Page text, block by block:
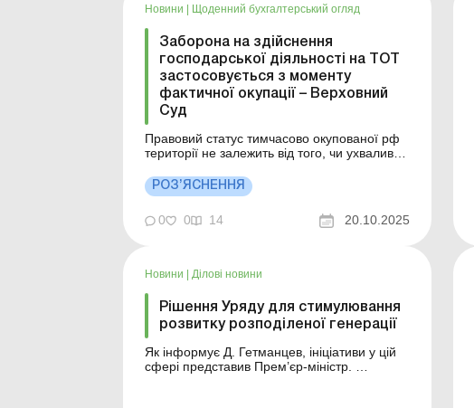
розрахувати суму доплат, якщо ...
Новини | Щоденний бухгалтерський огляд
Заборона на здійснення
господарської діяльності на ТОТ
застосовується з моменту
фактичної окупації – Верховний
Суд
Правовий статус тимчасово окупованої рф
території не залежить від того, чи ухвалив
влади України рішення про визнання певної
частини території України тимчасово
окупованою. Заборона на здійснення
господарської діяльності на тимчасово
РОЗ’ЯСНЕННЯ
0 0 14 20.10.2025
Новини | Ділові новини
Рішення Уряду для стимулювання
розвитку розподіленої генерації
Як інформує Д. Гетманцев, ініціативи у цій
сфері представив Прем’єр-міністр.